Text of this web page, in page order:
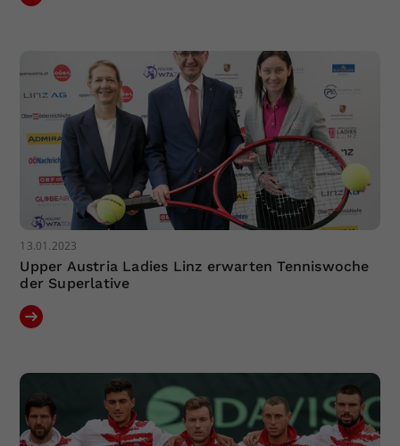
13.01.2023
Upper Austria Ladies Linz erwarten Tenniswoche
der Superlative
Zweck
zufällig generierte ID, für die
historische Speicherung Ihrer
vorgenommen Einstellungen, falls der
Webseiten-Betreiber dies eingestellt
hat.